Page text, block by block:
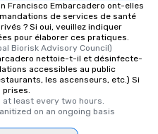
Francisco Embarcadero ont-elles
de services de santé
? Si oui, veuillez indiquer
pour élaborer ces pratiques.
Biorisk Advisory Council)
nettoie-t-il et désinfecte-
accessibles au public
les ascenseurs, etc.) Si
prises.
at least every two hours.
on an ongoing basis